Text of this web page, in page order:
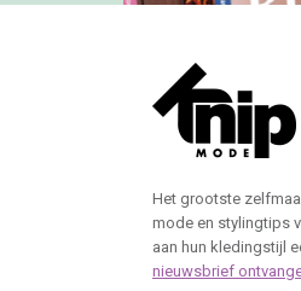
Het grootste
mode en stylingtips
aan hun kledingstijl
nieuwsbrief